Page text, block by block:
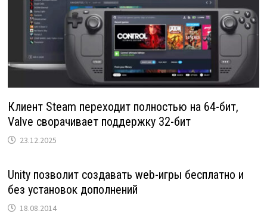
Клиент Steam переходит полностью на 64-бит,
Valve сворачивает поддержку 32-бит
23.12.2025
Unity позволит создавать web-игры бесплатно и
без установок дополнений
18.08.2014